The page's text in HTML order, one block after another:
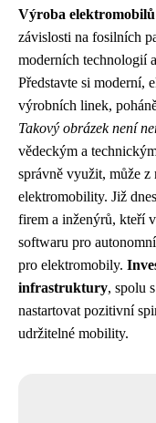
Výroba
závislosti na fosilních
moderních technologií
Představte si moderní,
výrobních linek,
Takový obrázek není
vědeckým a
správně využit, může
elektromobility. Již
firem a inženýrů, kteří
softwaru pro
pro elektromobily.
infrastruktury, spolu
nastartovat pozitivní
udržitelné mobility.